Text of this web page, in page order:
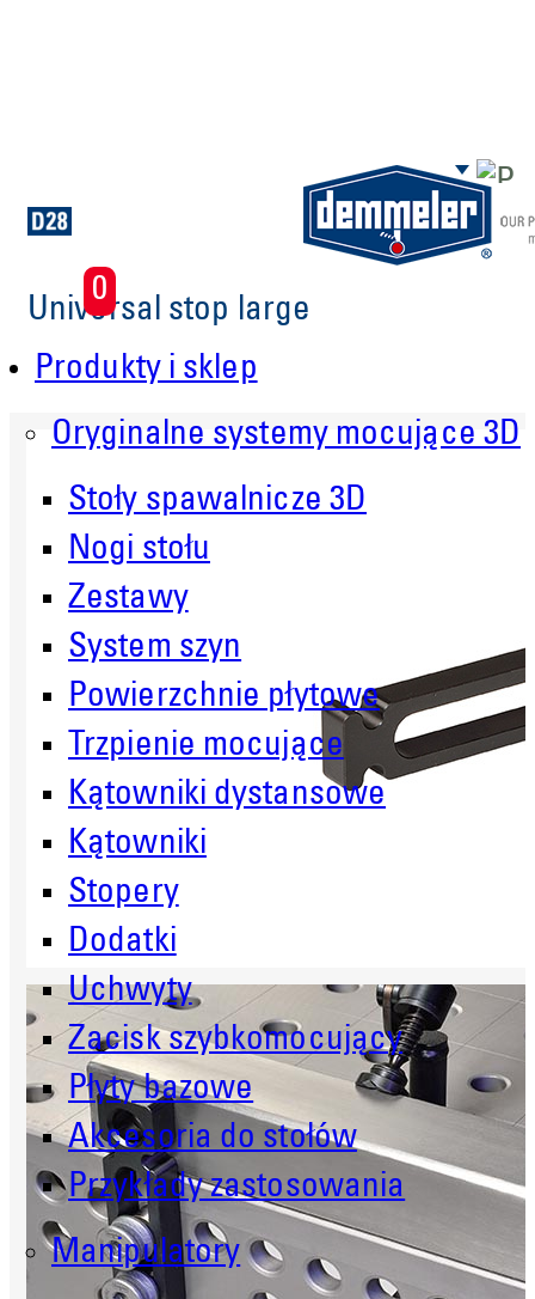
Skip to main content
0
Produkty i sklep
Oryginalne systemy mocujące 3D
Stoły spawalnicze 3D
Nogi stołu
Zestawy
System szyn
Powierzchnie płytowe
Trzpienie mocujące
Kątowniki dystansowe
Kątowniki
Stopery
Dodatki
Uchwyty
Zacisk szybkomocujący
Płyty bazowe
Akcesoria do stołów
Przykłady zastosowania
Manipulatory
Universal stop large